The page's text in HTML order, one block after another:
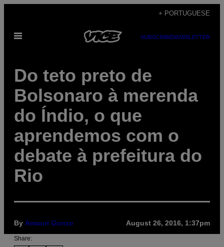
content
+ PORTUGUESE
Open
SUBSCRIBENEWSLETTER
Do teto preto de
Bolsonaro à merenda
do Índio, o que
aprendemos com o
debate à prefeitura do
Rio
By Amauri Gonzo August 26, 2016, 1:37pm
Share: